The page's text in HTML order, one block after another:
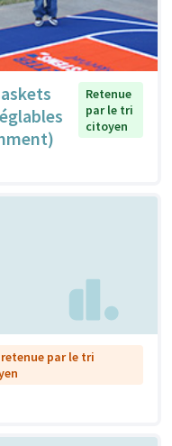
Retenue
par le tri
citoyen
par le tri